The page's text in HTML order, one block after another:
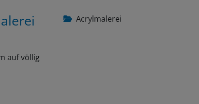
Acrylmalerei
auf völlig